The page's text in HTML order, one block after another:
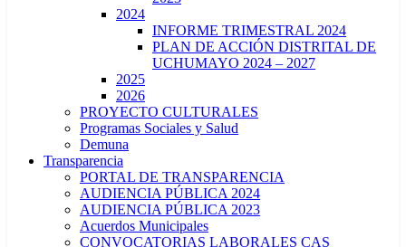
2024
INFORME TRIMESTRAL 2024
PLAN DE ACCIÓN DISTRITAL DE
UCHUMAYO 2024 – 2027
2025
2026
PROYECTO CULTURALES
Programas Sociales y Salud
Demuna
Transparencia
PORTAL DE TRANSPARENCIA
AUDIENCIA PÚBLICA 2024
AUDIENCIA PÚBLICA 2023
Acuerdos Municipales
CONVOCATORIAS LABORALES CAS